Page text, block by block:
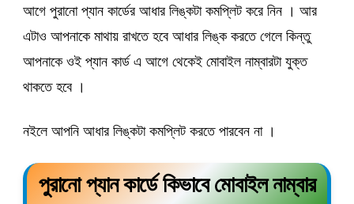
আগে পুরানো প্যান কার্ডের আধার লিঙ্কটা কমপ্লিট করে নিন । আর
এটাও আপনাকে মাথায় রাখতে হবে আধার লিঙ্ক করতে গেলে কিন্তু
আপনাকে ওই প্যান কার্ড এ আগে থেকেই মোবাইল নাম্বারটা যুক্ত
থাকতে হবে ।
নইলে আপনি আধার লিঙ্কটা কমপ্লিট করতে পারবেন না ।
পুরানো প্যান কার্ডে কিভাবে মোবাইল নাম্বার